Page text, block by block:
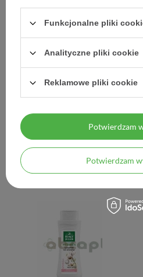
wrażliwej, 500 ml
12,00 zł
0,02 zł / szt.
Funkcjonalne pliki
Analityczne pliki cookie
Reklamowe pliki cookie
Potwierdzam
Potwierdzam